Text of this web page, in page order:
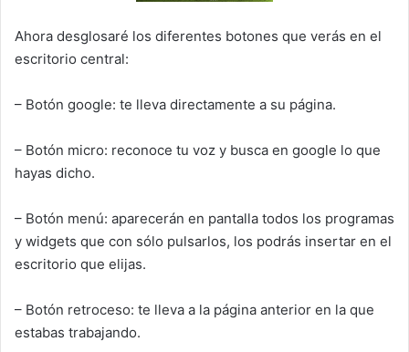
Ahora desglosaré los diferentes botones que verás en el
escritorio central:
– Botón google: te lleva directamente a su página.
– Botón micro: reconoce tu voz y busca en google lo que
hayas dicho.
– Botón menú: aparecerán en pantalla todos los programas
y widgets que con sólo pulsarlos, los podrás insertar en el
escritorio que elijas.
– Botón retroceso: te lleva a la página anterior en la que
estabas trabajando.